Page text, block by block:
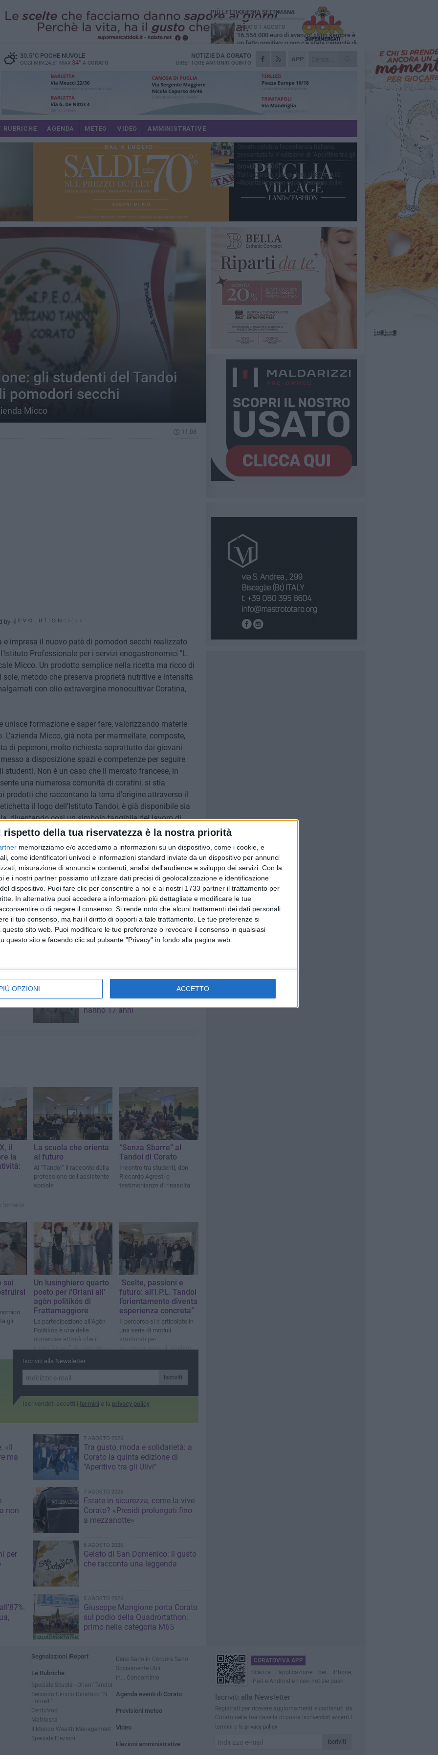
rispetto della tua riservatezza è la nostra priorità
memorizziamo e/o accediamo a informazioni su un dispositivo, come i cookie, e
come identificatori univoci e informazioni standard inviate da un dispositivo per annunci
misurazione di annunci e contenuti, analisi dell'audience e sviluppo dei servizi. Con la
e i nostri partner possiamo utilizzare dati precisi di geolocalizzazione e identificazione
dispositivo. Puoi fare clic per consentire a noi e ai nostri 1733 partner il trattamento per
In alternativa puoi accedere a informazioni più dettagliate e modificare le tue
o di negare il consenso. Si rende noto che alcuni trattamenti dei dati personali
il tuo consenso, ma hai il diritto di opporti a tale trattamento. Le tue preferenze si
sito web. Puoi modificare le tue preferenze o revocare il consenso in qualsiasi
questo sito e facendo clic sul pulsante "Privacy" in fondo alla pagina web.
OPZIONI ACCETTO
30.5°CPOCHE NUVOLE
OGGI MIN 24.5° MAX 34° A CORATO
APP
NOTIZIE DA CORATO
DIRETTORE ANTONIO QUINTO
RUBRICHE AGENDA METEO VIDEO AMMINISTRATIVE
gli studenti del Tandoi
pomodori secchi
Micco
11.08
by
impresa il nuovo patè di pomodori secchi realizzato
Professionale per i servizi enogastronomici "L.
Micco. Un prodotto semplice nella ricetta ma ricco di
metodo che preserva proprietà nutritive e intensità
con olio extravergine monocultivar Coratina,
unisce formazione e saper fare, valorizzando materie
L'azienda Micco, già nota per marmellate, composte,
di peperoni, molto richiesta soprattutto dai giovani
a disposizione spazi e competenze per seguire
Non è un caso che il mercato francese, in
una numerosa comunità di coratini, si stia
prodotti che raccontano la terra d'origine attraverso il
il logo dell'Istituto Tandoi, è già disponibile sia
diventando così un simbolo tangibile del lavoro di
è che l'inizio: come anticipa il professor Cataldo
potrebbero arricchire la collaborazione, tra cui una
da una serra realizzata all'interno dell'istituto per
scolastico Francesco Catalano, che ha definito il
capace di mettere in pratica competenze
virtuoso di come il dialogo tra formazione e
qualità e nuovi sapori pronti a viaggiare oltre i
Pia:
in
7 AGOSTO 2026
Due aggressioni in pochi giorni
tra Bari e Corato: le vittime
hanno 17 anni
il
la
tornano
centro
più
La scuola che orienta
al futuro
Al “Tandoi” il racconto della
professione dell’assistente
sociale
“Senza Sbarre” al
Tandoi di Corato
Incontro tra studenti, don
Riccardo Agresti e
testimonianze di rinascita
sui
gli
Un lusinghiero quarto
posto per l'Oriani all'
agòn politikós di
Frattamaggiore
La partecipazione all’Agòn
Politikós è una delle
numerose attività che il
Liceo “Oriani” da sempre
promuove a beneficio dei
propri studenti
"Scelte, passioni e
futuro: all’I.P.L. Tandoi
l’orientamento diventa
esperienza concreta”
Il percorso si è articolato in
una serie di moduli
strutturati per
accompagnare gli studenti
costruzione del proprio
Iscriviti alla Newsletter
Iscriviti
Iscrivendoti accetti i termini e la privacy policy
«Il
ma
7 AGOSTO 2026
Tra gusto, moda e solidarietà: a
Corato la quinta edizione di
"Aperitivo tra gli Ulivi"
non
7 AGOSTO 2026
Estate in sicurezza, come la vive
Corato? «Presidi prolungati fino
a mezzanotte»
per
6 AGOSTO 2026
Gelato di San Domenico: il gusto
che racconta una leggenda
5 AGOSTO 2026
Giuseppe Mangione porta Corato
sul podio della Quadrortathon:
primo nella categoria M65
PIÙ LETTI QUESTA SETTIMANA
SABATO 1 AGOSTO
16.554.000 euro di avanzo: «Non sempre è
un fatto positivo: o non c'è stata capacità di
MERCOLEDÌ 5 AGOSTO
Chiuso momentaneamente distributore di
SABATO 1 AGOSTO
risponde agli esercenti: «Siamo ai nastri di
Gelato di San Domenico: il gusto che
MERCOLEDÌ 5 AGOSTO
Ulivi"
GIOVEDÌ 6 AGOSTO
Tari a Corato, rincari fino all'87%. AIC:
«Ripartizione non equa, stangata sulle
Segnalazioni iReport
Le Rubriche
Speciale Scuola - Oriani Tandoi
Secondo Circolo Didattico "N.
Fornelli"
CentoVoci
Matrioska
Il Mondo Wealth Management
Speciale Elezioni
Dens Sano in Corpore Sano
Socialmente Utili
In... Condominio
Agenda eventi di Corato
Previsioni meteo
Video
Elezioni amministrative
CORATOVIVA APP
Scarica l'applicazione per iPhone,
iPad e Android e ricevi notizie push
Iscriviti alla Newsletter
Registrati per ricevere aggiornamenti e contenuti da
Corato nella tua casella di posta Iscrivendoti accetti i
termini e la privacy policy
Iscriviti